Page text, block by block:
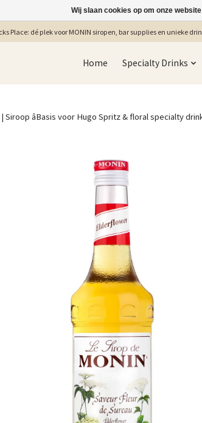
Place: dé plek voor MONIN siropen, bar supplies en unieke
Home Specialty Drinks
Siroop âBasis voor Hugo Spritz & floral specialty
Wij slaan cookies op om onze